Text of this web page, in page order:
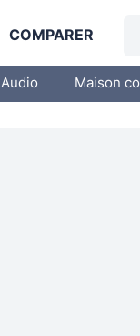
COMPARER
Audio Maison